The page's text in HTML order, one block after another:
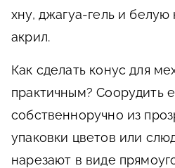
хну, джагуа-гель и
акрил.
Как сделать конус для
практичным? Соорудить
собственноручно из
упаковки цветов или
нарезают в виде